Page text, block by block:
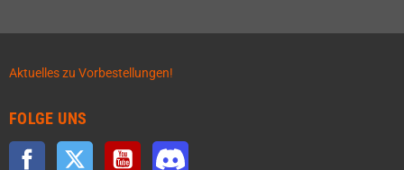
Aktuelles zu Vorbestellungen!
FOLGE UNS
Facebook Twitter YouTube